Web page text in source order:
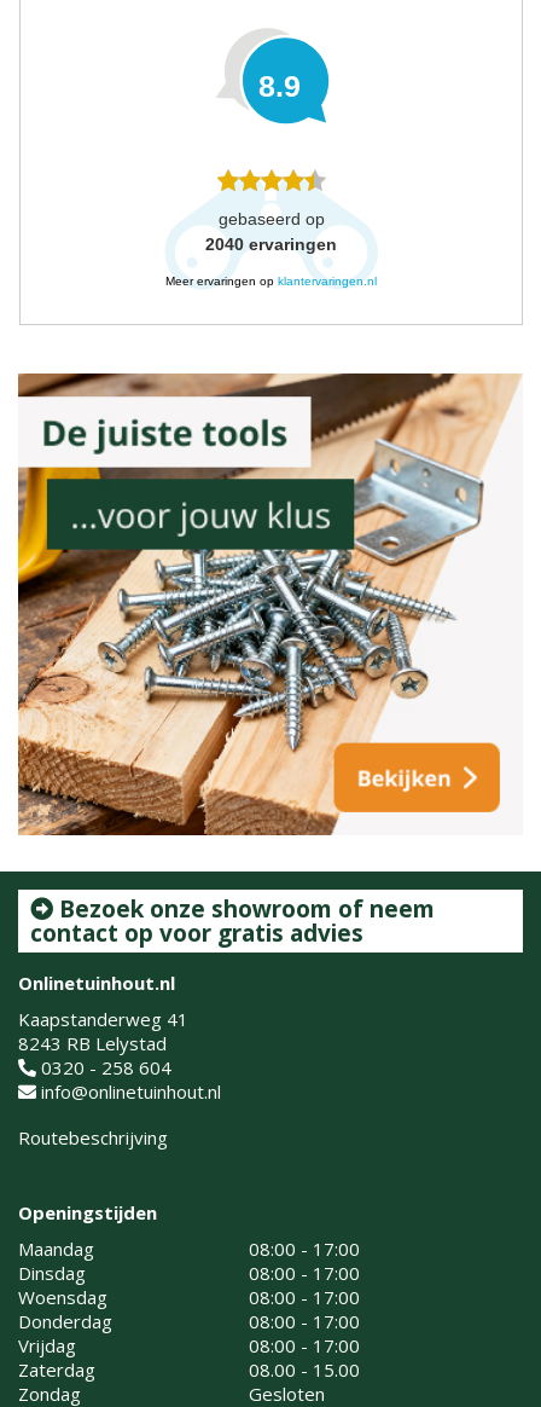
8.9
gebaseerd op
2040 ervaringen
Meer ervaringen op klantervaringen.nl
Bezoek onze showroom of neem
contact op voor gratis advies
Onlinetuinhout.nl
Kaapstanderweg 41
8243 RB Lelystad
0320 - 258 604
info@onlinetuinhout.nl
Routebeschrijving
Openingstijden
Maandag
08:00 - 17:00
Dinsdag
08:00 - 17:00
Woensdag
08:00 - 17:00
Donderdag
08:00 - 17:00
Vrijdag
08:00 - 17:00
Zaterdag
08.00 - 15.00
Zondag
Gesloten